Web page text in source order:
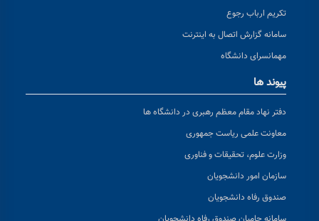
تکریم ارباب رجوع
سامانه گزارش اتصال به اینترنت
مهمانسرای دانشگاه
پیوند ها
دفتر نهاد مقام معظم رهبری در دانشگاه ها
معاونت علمی ریاست جمهوری
وزارت علوم، تحقیقات و فناوری
سازمان امور دانشجویان
صندوق رفاه دانشجویان